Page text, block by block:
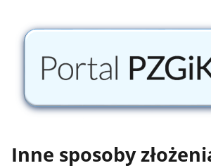
Inne sposoby